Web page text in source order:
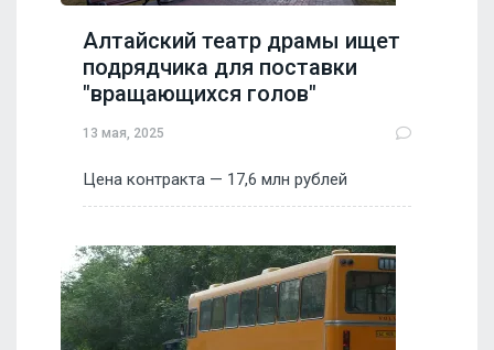
Алтайский театр драмы ищет
подрядчика для поставки
"вращающихся голов"
13 мая, 2025
Цена контракта — 17,6 млн рублей